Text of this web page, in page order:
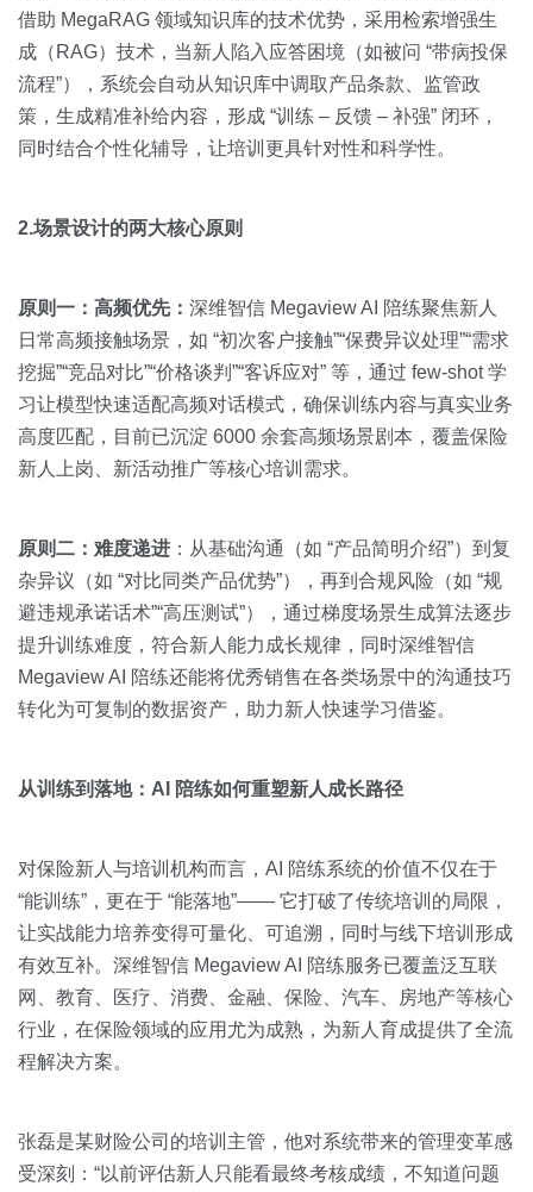
借助 MegaRAG 领域知识库的技术优势，采用检索增强生
成（RAG）技术，当新人陷入应答困境（如被问 “带病投保
流程”），系统会自动从知识库中调取产品条款、监管政
策，生成精准补给内容，形成 “训练 – 反馈 – 补强” 闭环，
同时结合个性化辅导，让培训更具针对性和科学性。
2.场景设计的两大核心原则
原则一：高频优先： 深维智信 Megaview AI 陪练聚焦新人
日常高频接触场景，如 “初次客户接触”“保费异议处理”“需求
挖掘”“竞品对比”“价格谈判”“客诉应对” 等，通过 few-shot 学
习让模型快速适配高频对话模式，确保训练内容与真实业务
高度匹配，目前已沉淀 6000 余套高频场景剧本，覆盖保险
新人上岗、新活动推广等核心培训需求。
原则二：难度递进 ：从基础沟通（如 “产品简明介绍”）到复
杂异议（如 “对比同类产品优势”），再到合规风险（如 “规
避违规承诺话术”“高压测试”），通过梯度场景生成算法逐步
提升训练难度，符合新人能力成长规律，同时深维智信
Megaview AI 陪练还能将优秀销售在各类场景中的沟通技巧
转化为可复制的数据资产，助力新人快速学习借鉴。
从训练到落地：AI 陪练如何重塑新人成长路径
对保险新人与培训机构而言，AI 陪练系统的价值不仅在于
“能训练”，更在于 “能落地”—— 它打破了传统培训的局限，
让实战能力培养变得可量化、可追溯，同时与线下培训形成
有效互补。深维智信 Megaview AI 陪练服务已覆盖泛互联
网、教育、医疗、消费、金融、保险、汽车、房地产等核心
行业，在保险领域的应用尤为成熟，为新人育成提供了全流
程解决方案。
张磊是某财险公司的培训主管，他对系统带来的管理变革感
受深刻：“以前评估新人只能看最终考核成绩，不知道问题